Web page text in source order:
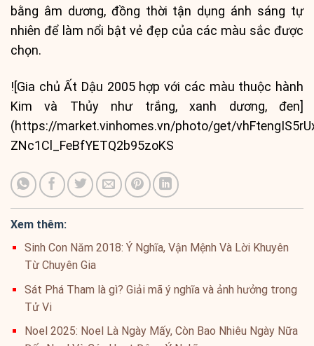
bằng âm dương, đồng thời tận dụng ánh sáng tự
nhiên để làm nổi bật vẻ đẹp của các màu sắc được
chọn.
![Gia chủ Ất Dậu 2005 hợp với các màu thuộc hành
Kim và Thủy như trắng, xanh dương, đen]
(https://market.vinhomes.vn/photo/get/
ZNc1Cl_FeBfYETQ2b95zoKS
Xem thêm:
Sinh Con Năm 2018: Ý Nghĩa, Vận Mệnh Và Lời Khuyên
Từ Chuyên Gia
Sát Phá Tham là gì? Giải mã ý nghĩa và ảnh hưởng trong
Tử Vi
Noel 2025: Noel Là Ngày Mấy, Còn Bao Nhiêu Ngày Nữa